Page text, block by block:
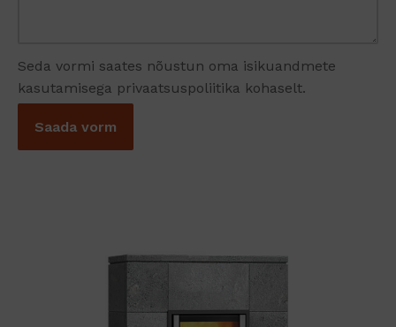
Seda vormi saates nõustun oma isikuandmete
kasutamisega privaatsuspoliitika kohaselt.